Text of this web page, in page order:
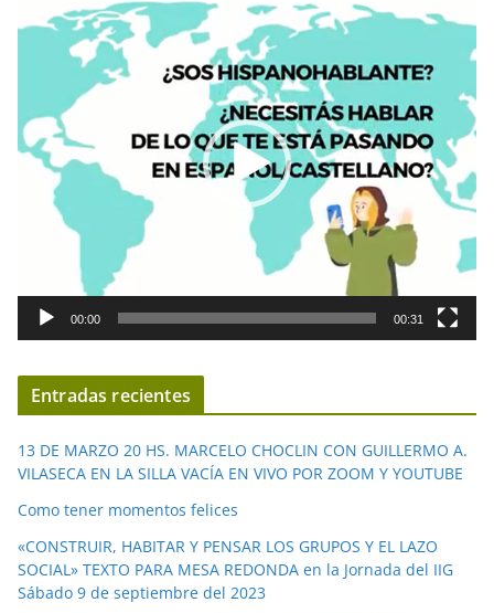
e
d
d
í
d
e
o
00:00 00:31
Entradas recientes
13 DE MARZO 20 HS. MARCELO CHOCLIN CON GUILLERMO A.
VILASECA EN LA SILLA VACÍA EN VIVO POR ZOOM Y YOUTUBE
Como tener momentos felices
«CONSTRUIR, HABITAR Y PENSAR LOS GRUPOS Y EL LAZO
SOCIAL» TEXTO PARA MESA REDONDA en la Jornada del IIG
Sábado 9 de septiembre del 2023